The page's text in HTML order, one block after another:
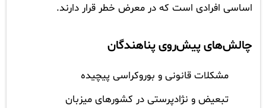
اساسی افرادی است که در معرض خطر قرار دارند.
چالش‌های پیش‌روی پناهندگان
مشکلات قانونی و بوروکراسی پیچیده
تبعیض و نژادپرستی در کشورهای میزبان